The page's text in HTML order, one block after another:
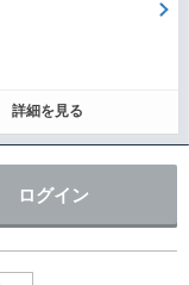
詳細を見る
ログイン